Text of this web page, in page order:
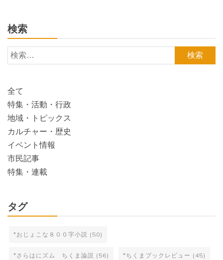
検索
検
索:
全て
特集・活動・行政
地域・トピックス
カルチャー・歴史
イベント情報
市民記事
特集・連載
タグ
*おじょこな８００字小説 (50)
*さらはにズム ちくま論説 (56) *ちくまブックレビュー (45)